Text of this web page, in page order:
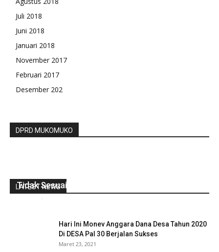
Juli 2018
Juni 2018
Januari 2018
November 2017
Februari 2017
Desember 202
DPRD MUKOMUKO
LATEST NEWS
Tidak Sesuai Spesifikasi RAB
-
Hari Ini Monev Anggara Dana Desa Tahun 2020
Di DESA Pal 30 Berjalan Sukses
Maret 23, 2021